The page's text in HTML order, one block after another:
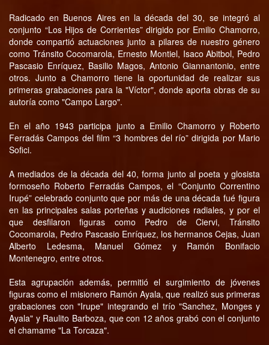
Radicado en Buenos Aires en la década del 30, se integró al
conjunto “Los Hijos de Corrientes” dirigido por Emilio Chamorro,
donde compartió actuaciones junto a pilares de nuestro género
como Tránsito Cocomarola, Ernesto Montiel, Isaco Abitbol, Pedro
Pascasio Enríquez, Basilio Magos, Antonio Giannantonio, entre
otros. Junto a Chamorro tiene la oportunidad de realizar sus
primeras grabaciones para la "Víctor", donde aporta obras de su
autoría como "Campo Largo".
En el año 1943 participa junto a Emilio Chamorro y Roberto
Ferradás Campos del film “3 hombres del río” dirigida por Mario
Sofici.
A mediados de la década del 40, forma junto al poeta y glosista
formoseño Roberto Ferradás Campos, el “Conjunto Correntino
Irupé” celebrado conjunto que por más de una década fué figura
en las principales salas porteñas y audiciones radiales, y por el
que desfilaron figuras como Pedro de Ciervi, Tránsito
Cocomarola, Pedro Pascasio Enríquez, los hermanos Cejas, Juan
Alberto Ledesma, Manuel Gómez y Ramón Bonifacio
Montenegro, entre otros.
Esta agrupación además, permitió el surgimiento de jóvenes
figuras como el misionero Ramón Ayala, que realizó sus primeras
grabaciones con "Irupe" integrando el trío "Sanchez, Monges y
Ayala" y Raulito Barboza, que con 12 años grabó con el conjunto
el chamame "La Torcaza".